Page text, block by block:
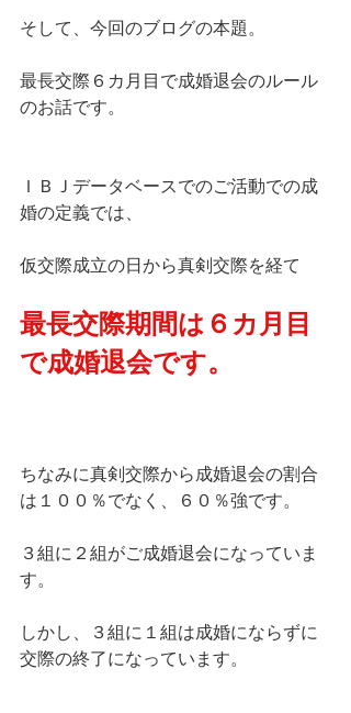
そして、今回のブログの本題。
最長交際６カ月目で成婚退会のルール
のお話です。
ＩＢＪデータベースでのご活動での成
婚の定義では、
仮交際成立の日から真剣交際を経て
最長交際期間は６カ月目
で成婚退会です。
ちなみに真剣交際から成婚退会の割合
は１００％でなく、６０％強です。
３組に２組がご成婚退会になっていま
す。
しかし、３組に１組は成婚にならずに
交際の終了になっています。